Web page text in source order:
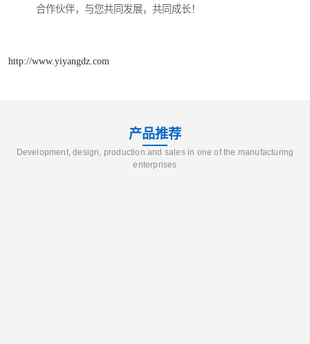
合作伙伴，与您共同发展，共同成长！
http://www.yiyangdz.com
产品推荐
Development, design, production and sales in one of the manufacturing
enterprises